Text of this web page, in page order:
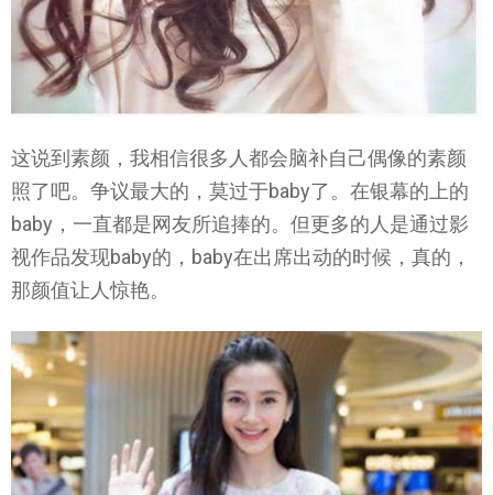
这说到素颜，我相信很多人都会脑补自己偶像的素颜
照了吧。争议最大的，莫过于baby了。在银幕的上的
baby，一直都是网友所追捧的。但更多的人是通过影
视作品发现baby的，baby在出席出动的时候，真的，
那颜值让人惊艳。